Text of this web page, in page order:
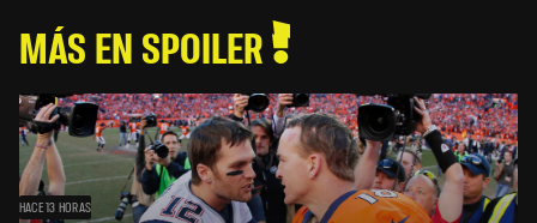
MÁS EN SPOILER
HACE 13 HORAS